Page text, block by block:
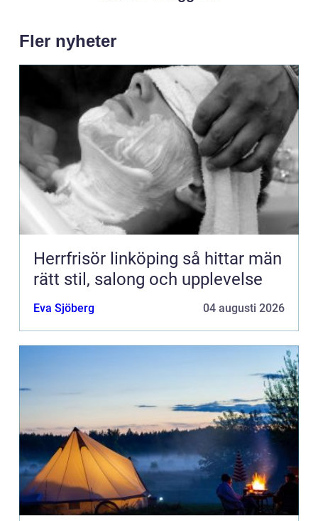
Fler nyheter
Herrfrisör linköping så hittar män
rätt stil, salong och upplevelse
Eva Sjöberg 04 augusti 2026